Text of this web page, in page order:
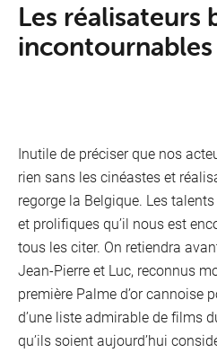
Les réalisateurs
incontournables
Inutile de préciser que nos
rien sans les cinéastes et
regorge la Belgique. Les
et prolifiques qu’il nous est
tous les citer. On retiendra
Jean-Pierre et Luc, reconnus
première Palme d’or cannoise
d’une liste admirable de films
qu’ils soient aujourd’hui